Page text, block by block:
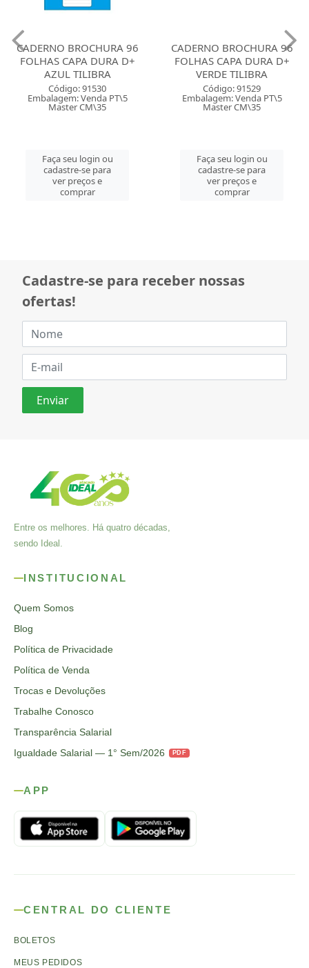
CADERNO BROCHURA 96
FOLHAS CAPA DURA D+
AZUL TILIBRA
Código: 91530
Embalagem: Venda PT\5
Master CM\35
Faça seu login ou
cadastre-se para
ver preços e
comprar
CADERNO BROCHURA 96
FOLHAS CAPA DURA D+
VERDE TILIBRA
Código: 91529
Embalagem: Venda PT\5
Master CM\35
Faça seu login ou
cadastre-se para
ver preços e
comprar
Cadastre-se para receber nossas
ofertas!
Entre os melhores. Há quatro décadas,
sendo Ideal.
INSTITUCIONAL
Quem Somos
Blog
Política de Privacidade
Política de Venda
Trocas e Devoluções
Trabalhe Conosco
Transparência Salarial
Igualdade Salarial — 1° Sem/2026
PDF
APP
CENTRAL DO CLIENTE
BOLETOS
MEUS PEDIDOS